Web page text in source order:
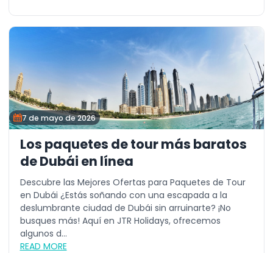
7 de mayo de 2026
Los paquetes de tour más baratos
de Dubái en línea
Descubre las Mejores Ofertas para Paquetes de Tour
en Dubái ¿Estás soñando con una escapada a la
deslumbrante ciudad de Dubái sin arruinarte? ¡No
busques más! Aquí en JTR Holidays, ofrecemos
algunos d...
READ MORE